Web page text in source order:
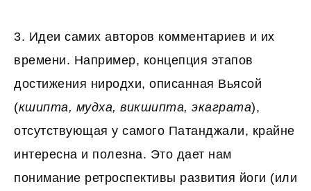
3. Идеи самих авторов комментариев и их
времени. Например, концепция этапов
достижения ниродхи, описанная Вьясой
(кшипта, мудха, викшипта, экаграта),
отсутствующая у самого Патанджали, крайне
интересна и полезна. Это дает нам
понимание ретроспективы развития йоги (или